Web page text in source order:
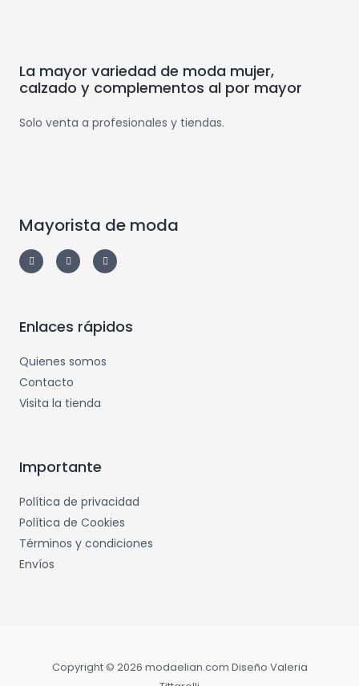
La mayor variedad de moda mujer,
calzado y complementos al por mayor
Solo venta a profesionales y tiendas.
Mayorista de moda
Enlaces rápidos
Quienes somos
Contacto
Visita la tienda
Importante
Política de privacidad
Política de Cookies
Términos y condiciones
Envíos
Copyright © 2026 modaelian.com Diseño Valeria